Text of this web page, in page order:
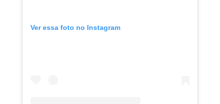
Ver essa foto no Instagram